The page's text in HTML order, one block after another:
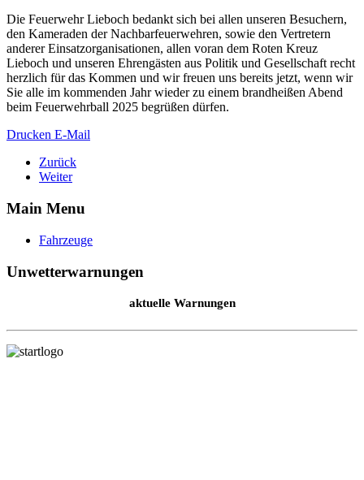
Die Feuerwehr Lieboch bedankt sich bei allen unseren Besuchern,
den Kameraden der Nachbarfeuerwehren, sowie den Vertretern
anderer Einsatzorganisationen, allen voran dem Roten Kreuz
Lieboch und unseren Ehrengästen aus Politik und Gesellschaft recht
herzlich für das Kommen und wir freuen uns bereits jetzt, wenn wir
Sie alle im kommenden Jahr wieder zu einem brandheißen Abend
beim Feuerwehrball 2025 begrüßen dürfen.
Drucken E-Mail
Zurück
Weiter
Main Menu
Fahrzeuge
Unwetterwarnungen
aktuelle Warnungen